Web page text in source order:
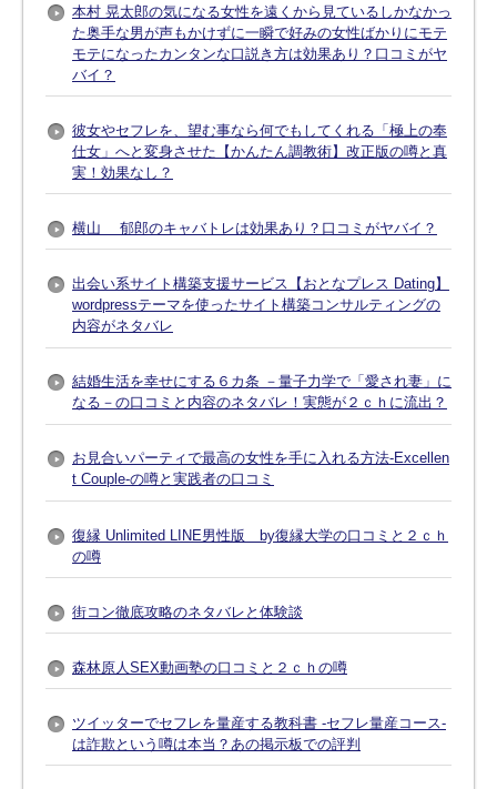
本村 晃太郎の気になる女性を遠くから見ているしかなかっ
た奥手な男が声もかけずに一瞬で好みの女性ばかりにモテ
モテになったカンタンな口説き方は効果あり？口コミがヤ
バイ？
彼女やセフレを、望む事なら何でもしてくれる「極上の奉
仕女」へと変身させた【かんたん調教術】改正版の噂と真
実！効果なし？
横山 郁郎のキャバトレは効果あり？口コミがヤバイ？
出会い系サイト構築支援サービス【おとなプレス Dating】
wordpressテーマを使ったサイト構築コンサルティングの
内容がネタバレ
結婚生活を幸せにする６カ条 －量子力学で「愛され妻」に
なる－の口コミと内容のネタバレ！実態が２ｃｈに流出？
お見合いパーティで最高の女性を手に入れる方法-Excellen
t Couple-の噂と実践者の口コミ
復縁 Unlimited LINE男性版 by復縁大学の口コミと２ｃｈ
の噂
街コン徹底攻略のネタバレと体験談
森林原人SEX動画塾の口コミと２ｃｈの噂
ツイッターでセフレを量産する教科書 -セフレ量産コース-
は詐欺という噂は本当？あの掲示板での評判